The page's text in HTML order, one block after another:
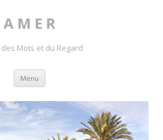
A M E R
Mots et du Regard
Menu Skip to content